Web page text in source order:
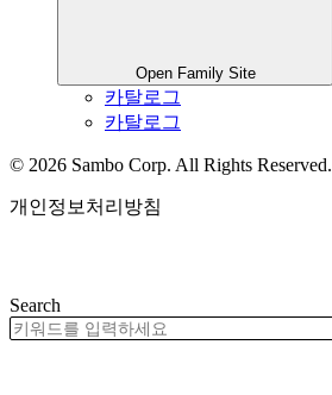
Open Family Site
카탈로그
카탈로그
© 2026 Sambo Corp. All Rights Reserved.
개인정보처리방침
Search